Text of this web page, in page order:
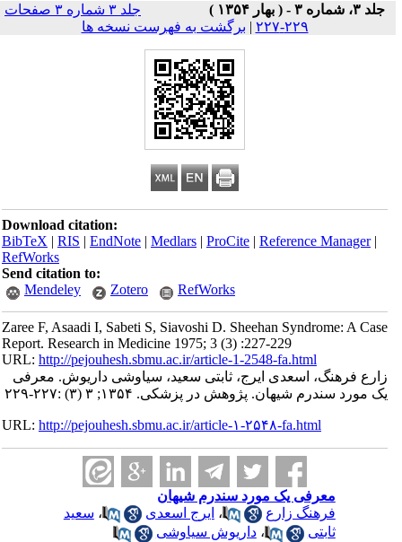
جلد ۳، شماره ۳ - ( بهار ۱۳۵۴ )
جلد ۳ شماره ۳ صفحات
۲۲۹-۲۲۷
|برگشت به فهرست نسخه ها
Download citation:
BibTeX|RIS|EndNote|Medlars|ProCite|Reference Manager
RefWorks
Send citation to:
Mendeley
Zotero RefWorks
Zaree F, Asaadi I, Sabeti S, Siavoshi D. Sheehan Syndrome: A Case
Report. Research in Medicine 1975; 3 (3) :227-229
URL:http://pejouhesh.sbmu.ac.ir/article-1-2548-fa.html
زارع فرهنگ، اسعدی ایرج، ثابتی سعید، سیاوشی داریوش. معرفی
یک مورد سندرم شیهان. پژوهش در پزشکی. ۱۳۵۴; ۳ (۳) :۲۲۷-۲۲۹
URL:http://pejouhesh.sbmu.ac.ir/article-۱-۲۵۴۸-fa.html
معرفی یک مورد سندرم شیهان
فرهنگ زارع
،ایرج اسعدی ،سعید
ثابتی
،داریوش سیاوشی